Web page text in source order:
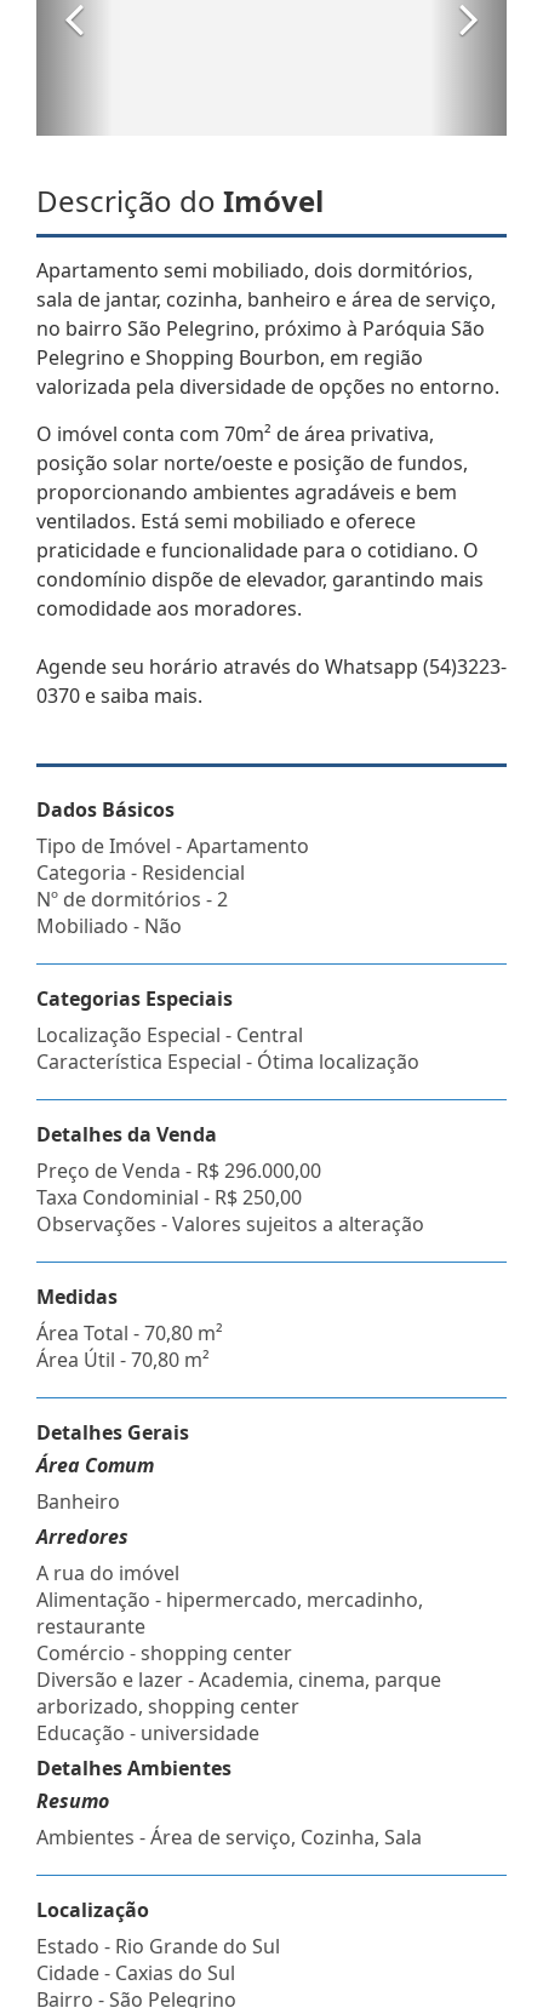
Descrição do Imóvel
Apartamento semi mobiliado, dois dormitórios,
sala de jantar, cozinha, banheiro e área de serviço,
no bairro São Pelegrino, próximo à Paróquia São
Pelegrino e Shopping Bourbon, em região
valorizada pela diversidade de opções no entorno.
O imóvel conta com 70m² de área privativa,
posição solar norte/oeste e posição de fundos,
proporcionando ambientes agradáveis e bem
ventilados. Está semi mobiliado e oferece
praticidade e funcionalidade para o cotidiano. O
condomínio dispõe de elevador, garantindo mais
comodidade aos moradores.
Agende seu horário através do Whatsapp (54)3223-
0370 e saiba mais.
Dados Básicos
Tipo de Imóvel - Apartamento
Categoria - Residencial
Nº de dormitórios - 2
Mobiliado - Não
Categorias Especiais
Localização Especial - Central
Característica Especial - Ótima localização
Detalhes da Venda
Preço de Venda - R$ 296.000,00
Taxa Condominial - R$ 250,00
Observações - Valores sujeitos a alteração
Medidas
Área Total - 70,80 m²
Área Útil - 70,80 m²
Detalhes Gerais
Área Comum
Banheiro
Arredores
A rua do imóvel
Alimentação - hipermercado, mercadinho,
restaurante
Comércio - shopping center
Diversão e lazer - Academia, cinema, parque
arborizado, shopping center
Educação - universidade
Detalhes Ambientes
Resumo
Ambientes - Área de serviço, Cozinha, Sala
Localização
Estado - Rio Grande do Sul
Cidade - Caxias do Sul
Bairro -São Pelegrino